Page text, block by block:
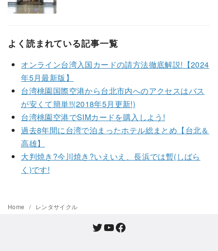
よく読まれている記事一覧
オンライン台湾入国カードの請方法徹底解説!【2024
年5月最新版】
台湾桃園国際空港から台北市内へのアクセスはバス
が安くて簡単!!(2018年5月更新!)
台湾桃園空港でSIMカードを購入しよう!
過去8年間に台湾で泊まったホテル総まとめ【台北＆
高雄】
大判焼き?今川焼き?いえいえ、長浜では暫(しばら
く)です!
Home レンタサイクル
Twitter YouTube Facebook